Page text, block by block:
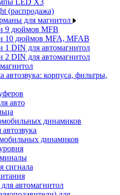
LED X3
(распродажа)
для магнитол
9 дюймов MFB
10 дюймов MFA, MFAB
1 DIN для автомагнитол
2 DIN для автомагнитол
автозвука: корпуса, фильтры,
авто
динамиков
динамиков
сигнала
автомагнитол